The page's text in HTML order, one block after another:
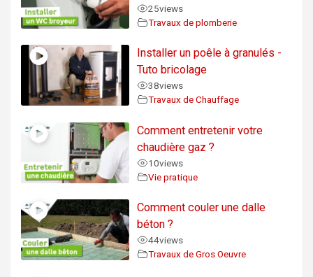
25views
Travaux de plomberie
Installer un poêle à granulés -
Tuto bricolage
38views
Travaux de Chauffage
Comment entretenir votre
chaudière gaz ?
10views
Vie pratique
Comment couler une dalle
béton ?
44views
Travaux de Gros Oeuvre